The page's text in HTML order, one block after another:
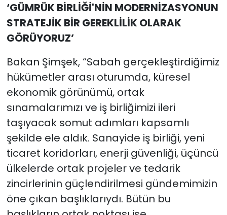
‘GÜMRÜK BİRLİĞİ'NİN MODERNİZASYONUN
STRATEJİK BİR GEREKLİLİK OLARAK
GÖRÜYORUZ’
Bakan Şimşek, “Sabah gerçekleştirdiğimiz
hükümetler arası oturumda, küresel
ekonomik görünümü, ortak
sınamalarımızı ve iş birliğimizi ileri
taşıyacak somut adımları kapsamlı
şekilde ele aldık. Sanayide iş birliği, yeni
ticaret koridorları, enerji güvenliği, üçüncü
ülkelerde ortak projeler ve tedarik
zincirlerinin güçlendirilmesi gündemimizin
öne çıkan başlıklarıydı. Bütün bu